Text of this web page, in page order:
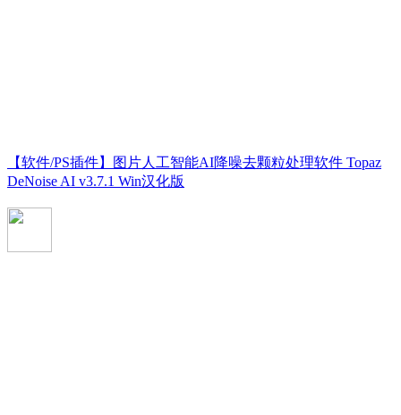
【软件/PS插件】图片人工智能AI降噪去颗粒处理软件 Topaz
DeNoise AI v3.7.1 Win汉化版